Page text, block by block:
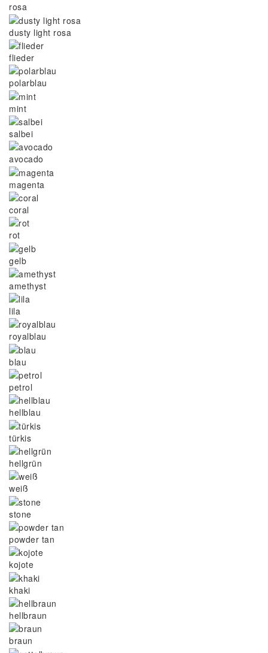
rosa
dusty light rosa
flieder
polarblau
mint
salbei
avocado
magenta
coral
rot
gelb
amethyst
lila
royalblau
blau
petrol
hellblau
türkis
hellgrün
weiß
stone
powder tan
kojote
khaki
hellbraun
braun